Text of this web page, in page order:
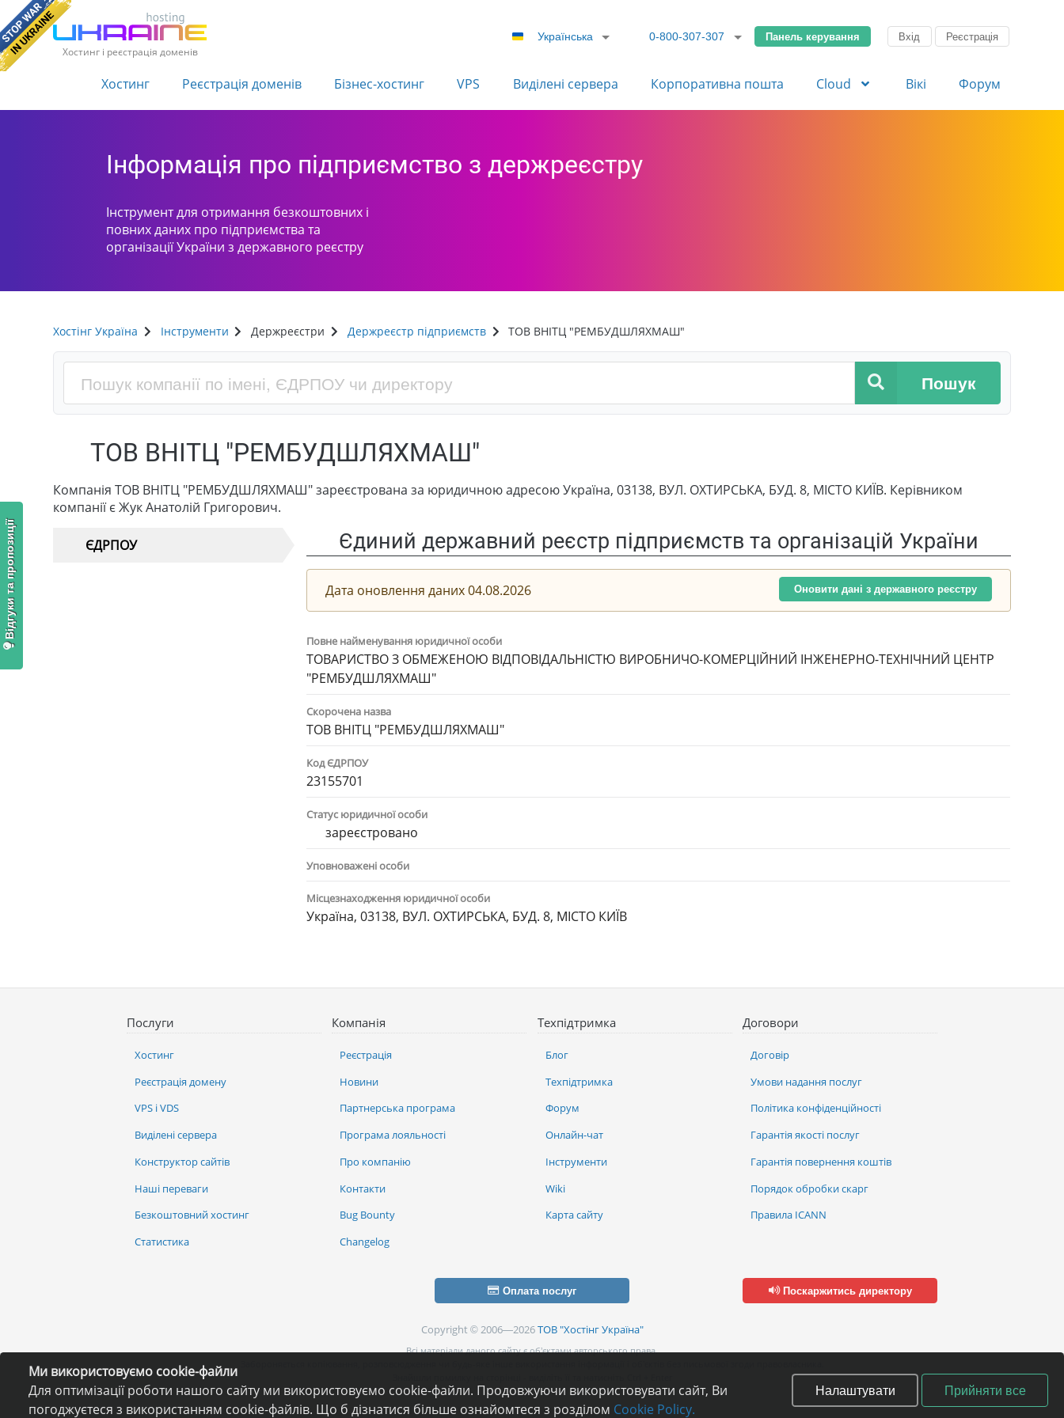
Ми використовуємо cookie-файли
Для оптимізації роботи нашого сайту ми використовуємо cookie-файли. Продовжуючи використовувати сайт, Ви
погоджуєтеся з використанням cookie-файлів. Що б дізнатися більше ознайомтеся з розділом Cookie Policy.
Налаштувати Прийняти все
Хостинг і реєстрація доменів
Українська 0-800-307-307 Панель керування Вхід Реєстрація
Хостинг Реєстрація доменів Бізнес-хостинг VPS Виділені сервера Корпоративна пошта Cloud Вікі Форум
Інформація про підприємство з держреєстру
Інструмент для отримання безкоштовних і
повних даних про підприємства та
організації України з державного реєстру
Хостінг Україна Інструменти Держреєстри Держреєстр підприємств ТОВ ВНІТЦ "РЕМБУДШЛЯХМАШ"
Пошук
ТОВ ВНІТЦ "РЕМБУДШЛЯХМАШ"
Компанія ТОВ ВНІТЦ "РЕМБУДШЛЯХМАШ" зареєстрована за юридичною адресою Україна, 03138, ВУЛ. ОХТИРСЬКА, БУД. 8, МІСТО КИЇВ. Керівником
компанії є Жук Анатолій Григорович.
ЄДРПОУ Єдиний державний реєстр підприємств та організацій України
Дата оновлення даних 04.08.2026 Оновити дані з державного реєстру
Повне найменування юридичної особи
ТОВАРИСТВО З ОБМЕЖЕНОЮ ВІДПОВІДАЛЬНІСТЮ ВИРОБНИЧО-КОМЕРЦІЙНИЙ ІНЖЕНЕРНО-ТЕХНІЧНИЙ ЦЕНТР
"РЕМБУДШЛЯХМАШ"
Скорочена назва
ТОВ ВНІТЦ "РЕМБУДШЛЯХМАШ"
Код ЄДРПОУ
23155701
Статус юридичної особи
зареєстровано
Уповноважені особи
Місцезнаходження юридичної особи
Україна, 03138, ВУЛ. ОХТИРСЬКА, БУД. 8, МІСТО КИЇВ
Послуги
Хостинг
Реєстрація домену
VPS і VDS
Виділені сервера
Конструктор сайтів
Наші переваги
Безкоштовний хостинг
Статистика
Компанія
Реєстрація
Новини
Партнерська програма
Програма лояльності
Про компанію
Контакти
Bug Bounty
Changelog
Техпідтримка
Блог
Техпідтримка
Форум
Онлайн-чат
Інструменти
Wiki
Карта сайту
Договори
Договір
Умови надання послуг
Політика конфіденційності
Гарантія якості послуг
Гарантія повернення коштів
Порядок обробки скарг
Правила ICANN
Оплата послуг Поскаржитись директору
Copyright © 2006—2026ТОВ "Хостінг Україна"
Всі матеріали даного сайту є об’єктами авторського права.
Відгуки та пропозиції